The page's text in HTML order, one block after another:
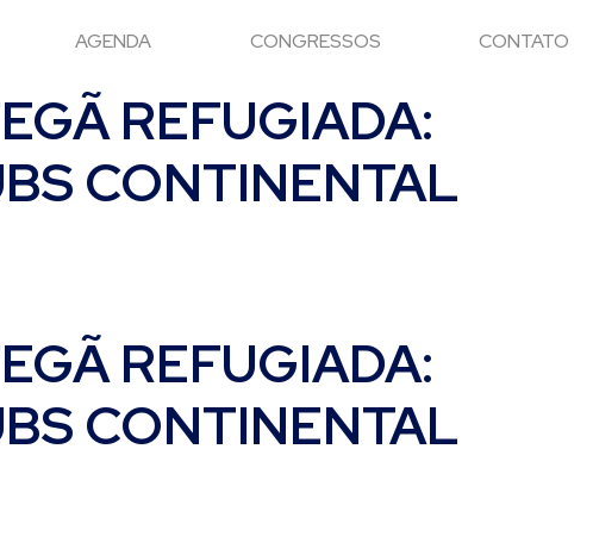
AGENDA CONGRESSOS CONTATO
REFUGIADA:
CONTINENTAL
REFUGIADA:
CONTINENTAL